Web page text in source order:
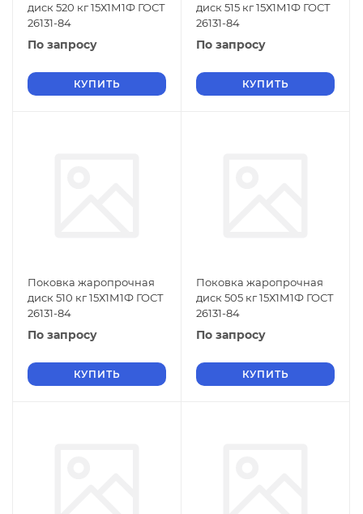
диск 520 кг 15Х1М1Ф ГОСТ
26131-84
По запросу
КУПИТЬ
диск 515 кг 15Х1М1Ф ГОСТ
26131-84
По запросу
КУПИТЬ
Поковка жаропрочная
диск 510 кг 15Х1М1Ф ГОСТ
26131-84
По запросу
КУПИТЬ
Поковка жаропрочная
диск 505 кг 15Х1М1Ф ГОСТ
26131-84
По запросу
КУПИТЬ